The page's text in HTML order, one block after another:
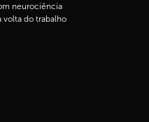
neurociência
volta do trabalho